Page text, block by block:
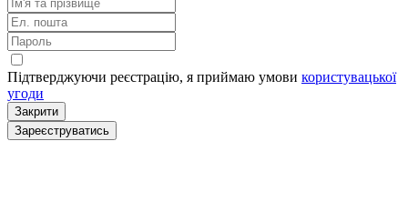
Підтверджуючи реєстрацію, я приймаю умови користувацької
угоди
Закрити
Зареєструватись